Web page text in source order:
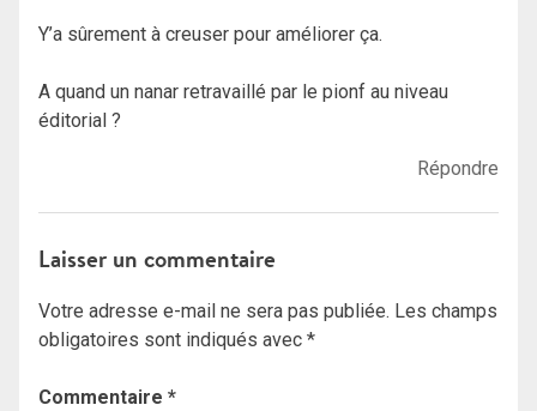
Y’a sûrement à creuser pour améliorer ça.
A quand un nanar retravaillé par le pionf au niveau
éditorial ?
Répondre
Laisser un commentaire
Votre adresse e-mail ne sera pas publiée. Les champs
obligatoires sont indiqués avec *
Commentaire *